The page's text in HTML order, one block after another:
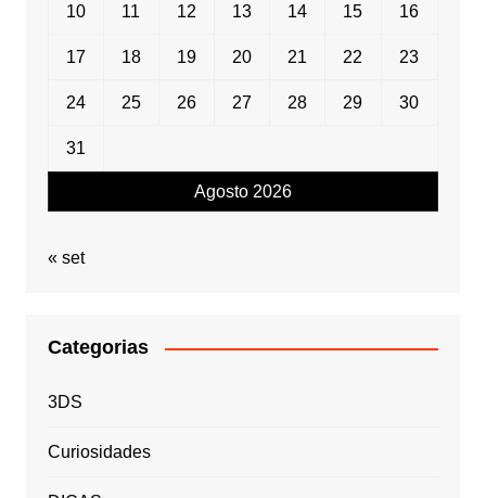
Agosto 2026
10 11 12 13 14 15 16
17 18 19 20 21 22 23
24 25 26 27 28 29 30
31
« set
Categorias
3DS
Curiosidades